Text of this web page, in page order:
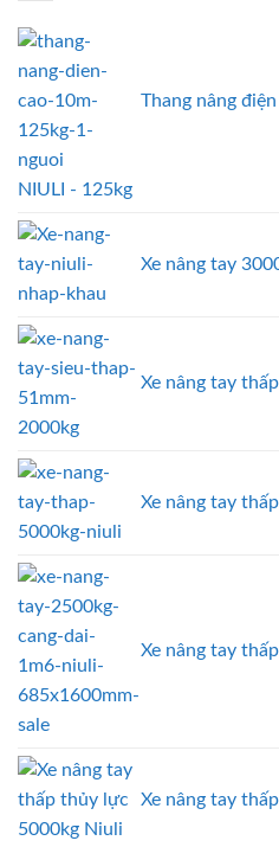
Thang nâng
NIULI - 125kg
Xe nâng tay
Xe nâng tay
Xe nâng tay
Xe nâng tay
Xe nâng tay